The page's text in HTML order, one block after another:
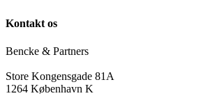
Kontakt os
Bencke & Partners
Store Kongensgade 81A
1264 København K